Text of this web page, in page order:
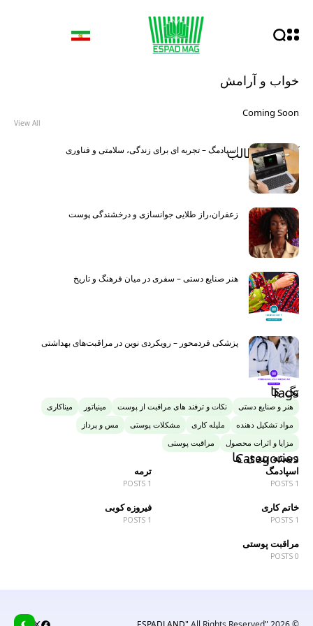
خواب و آرامش
Coming Soon
Latest
آخرین مطالب
View All
اسپادمگ – تجربه ای برای زندگی، سلامتی و فناوری
زعفران،راز طلایی جوانسازی و درخشندگی پوست
هنر صنایع دستی – سفری در میان فرهنگ و تاریخ
پزشکی فردمحور – رویکردی نوین در مراقبت‌های بهداشتی
Tags
تگ ها
هنر و صنایع دستی نکات و ترفند های مراقبت از پوست مینیاتور
میناکاری
مواد تشکیل دهنده
ملیله کاری مشکلات پوستی
مس و پرداز
مزایا و اثرات محصول
مراقبت پوستی
Categories
دسته بندی ها
اسپادمگ
1 POSTS
ترمه
1 POSTS
خاتم کاری
1 POSTS
فیروزه کوبی
1 POSTS
مراقبت پوستی
0 POSTS